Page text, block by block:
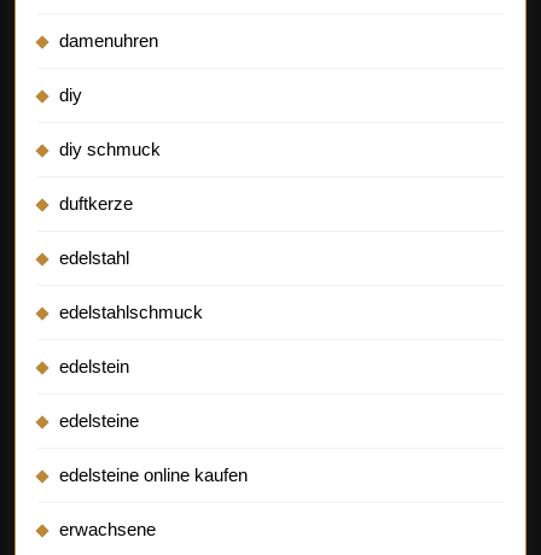
damenuhren
diy
diy schmuck
duftkerze
edelstahl
edelstahlschmuck
edelstein
edelsteine
edelsteine online kaufen
erwachsene